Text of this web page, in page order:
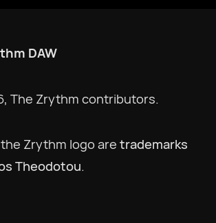
DAW
The Zrythm contributors.
Zrythm logo aretrademarks
Theodotou.